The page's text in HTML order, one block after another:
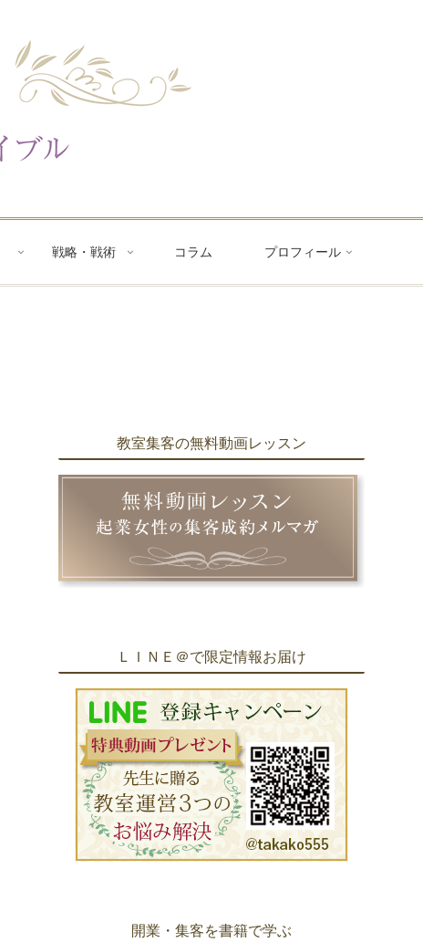
戦略・戦術 コラム プロフィール
教室集客の無料動画レッスン
ＬＩＮＥ＠で限定情報お届け
開業・集客を書籍で学ぶ